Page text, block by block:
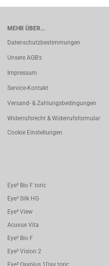
MEHR ÜBER...
Datenschutzbestimmungen
Unsere AGB's
Impressum
Service-Kontakt
Versand- & Zahlungsbedingungen
Widerrufsrecht & Widerrufsformular
Cookie Einstellungen
Eye² Bio F toric
Eye² Silk HG
Eye² View
Acuvue Vita
Eye² Bio F
Eye² Vision 2
Eye² Oxyplus 1Day toric